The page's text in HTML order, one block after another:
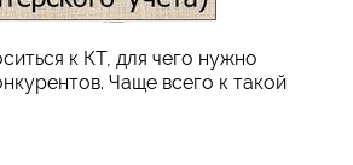
к КТ, для чего нужно
Чаще всего к такой